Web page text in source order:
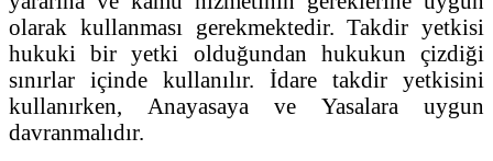
olarak kullanması gerekmektedir. Takdir yetkisi
hukuki bir yetki olduğundan hukukun çizdiği
sınırlar içinde kullanılır. İdare takdir yetkisini
kullanırken, Anayasaya ve Yasalara uygun
davranmalıdır.